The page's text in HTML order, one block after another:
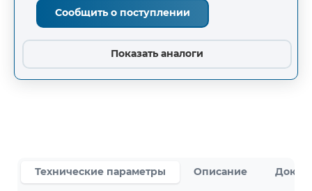
Сообщить о поступлении
Показать аналоги
Технические параметры Описание